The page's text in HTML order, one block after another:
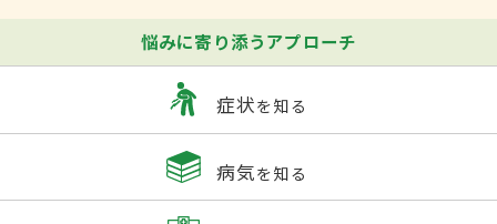
悩みに寄り添うアプローチ
症状を知る
病気を知る